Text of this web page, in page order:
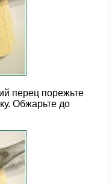
перец порежьте
Обжарьте до